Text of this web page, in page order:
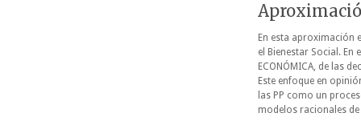
En esta aproximación
el Bienestar Social. En
ECONÓMICA, de las
Este enfoque en
las PP como un
modelos racionales